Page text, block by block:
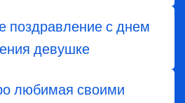
поздравление с днем
девушке
любимая своими